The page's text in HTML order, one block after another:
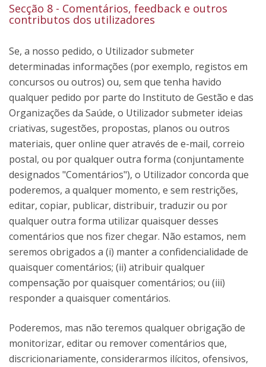
Secção 8 - Comentários, feedback e outros
contributos dos utilizadores
Se, a nosso pedido, o Utilizador submeter
determinadas informações (por exemplo, registos em
concursos ou outros) ou, sem que tenha havido
qualquer pedido por parte do Instituto de Gestão e das
Organizações da Saúde, o Utilizador submeter ideias
criativas, sugestões, propostas, planos ou outros
materiais, quer online quer através de e-mail, correio
postal, ou por qualquer outra forma (conjuntamente
designados "Comentários"), o Utilizador concorda que
poderemos, a qualquer momento, e sem restrições,
editar, copiar, publicar, distribuir, traduzir ou por
qualquer outra forma utilizar quaisquer desses
comentários que nos fizer chegar. Não estamos, nem
seremos obrigados a (i) manter a confidencialidade de
quaisquer comentários; (ii) atribuir qualquer
compensação por quaisquer comentários; ou (iii)
responder a quaisquer comentários.
Poderemos, mas não teremos qualquer obrigação de
monitorizar, editar ou remover comentários que,
discricionariamente, considerarmos ilícitos, ofensivos,